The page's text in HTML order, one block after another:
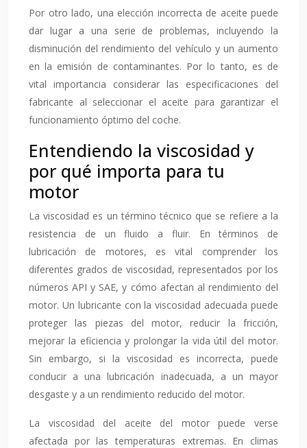
Por otro lado, una elección incorrecta de aceite puede
dar lugar a una serie de problemas, incluyendo la
disminución del rendimiento del vehículo y un aumento
en la emisión de contaminantes. Por lo tanto, es de
vital importancia considerar las especificaciones del
fabricante al seleccionar el aceite para garantizar el
funcionamiento óptimo del coche.
Entendiendo la viscosidad y
por qué importa para tu
motor
La viscosidad es un término técnico que se refiere a la
resistencia de un fluido a fluir. En términos de
lubricación de motores, es vital comprender los
diferentes grados de viscosidad, representados por los
números API y SAE, y cómo afectan al rendimiento del
motor. Un lubricante con la viscosidad adecuada puede
proteger las piezas del motor, reducir la fricción,
mejorar la eficiencia y prolongar la vida útil del motor.
Sin embargo, si la viscosidad es incorrecta, puede
conducir a una lubricación inadecuada, a un mayor
desgaste y a un rendimiento reducido del motor.
La viscosidad del aceite del motor puede verse
afectada por las temperaturas extremas. En climas